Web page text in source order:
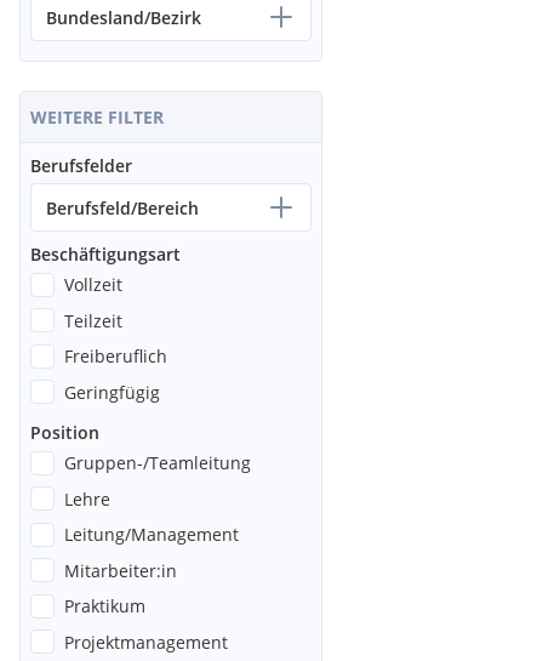
Bundesland/Bezirk
WEITERE FILTER
Berufsfelder
Berufsfeld/Bereich
Beschäftigungsart
Vollzeit
Teilzeit
Freiberuflich
Geringfügig
Position
Gruppen-/Teamleitung
Lehre
Leitung/Management
Mitarbeiter:in
Praktikum
Projektmanagement